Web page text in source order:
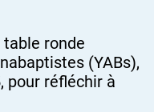
ronde
(YABs),
pour réfléchir à